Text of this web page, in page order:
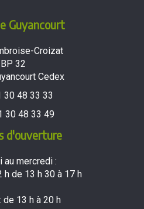
Guyancourt
Croizat
BP 32
Cedex
30 48 33 33
30 48 33 49
d'ouverture
au mercredi :
h de 13 h 30 à 17 h
de 13 h à 20 h